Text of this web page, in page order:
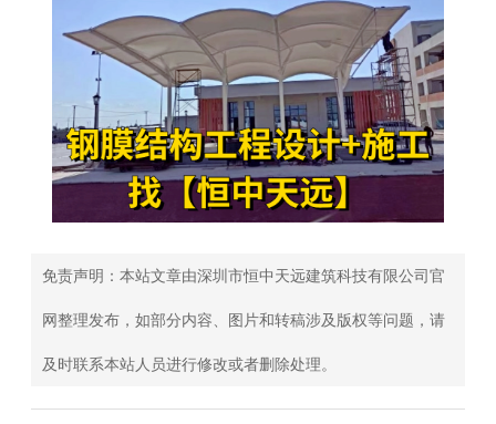
免责声明：本站文章由深圳市恒中天远建筑科技有限公司官
网整理发布，如部分内容、图片和转稿涉及版权等问题，请
及时联系本站人员进行修改或者删除处理。